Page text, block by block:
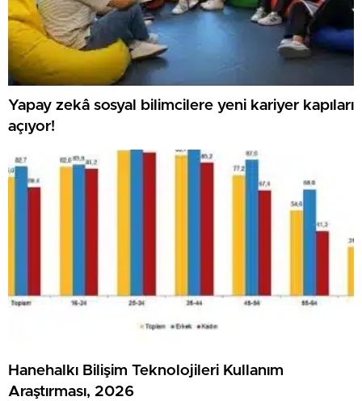
Yapay zekâ sosyal bilimcilere yeni kariyer kapıları
açıyor!
Hanehalkı Bilişim Teknolojileri Kullanım
Araştırması, 2026